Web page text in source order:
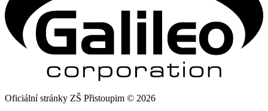
Oficiální stránky ZŠ Přistoupim © 2026